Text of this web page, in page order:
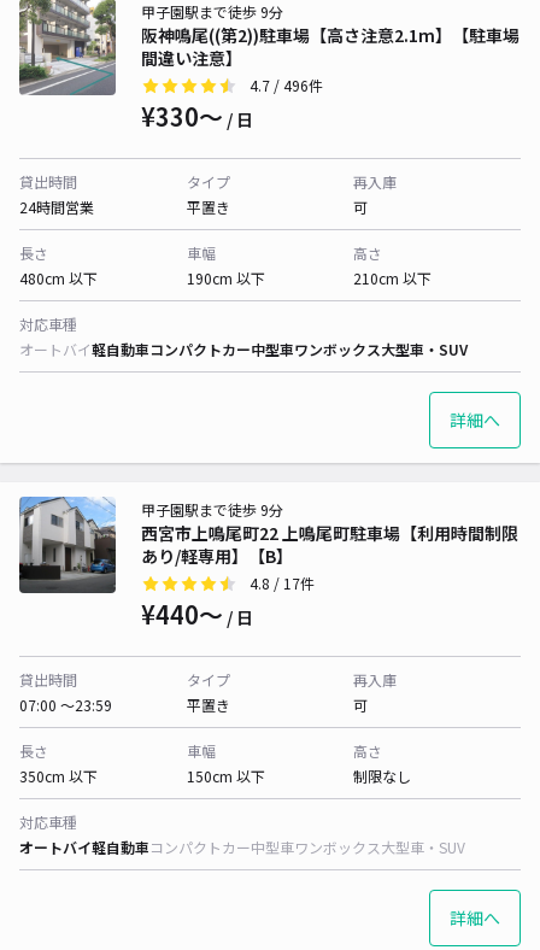
阪神鳴尾((第2))駐車場【高さ注意2.1m】【駐車場
間違い注意】
甲子園駅まで徒歩 9分
4.7 / 496件
¥330〜 / 日
貸出時間
24時間営業
タイプ
平置き
再入庫
可
長さ
480cm 以下
車幅
190cm 以下
高さ
210cm 以下
対応車種
オートバイ軽自動車コンパクトカー中型車ワンボックス大型車・SUV
詳細へ
西宮市上鳴尾町22 上鳴尾町駐車場【利用時間制限
あり/軽専用】【B】
甲子園駅まで徒歩 9分
4.8 / 17件
¥440〜 / 日
貸出時間
07:00 〜23:59
タイプ
平置き
再入庫
可
長さ
350cm 以下
車幅
150cm 以下
高さ
制限なし
対応車種
オートバイ軽自動車コンパクトカー中型車ワンボックス大型車・SUV
詳細へ